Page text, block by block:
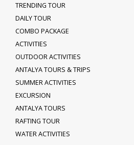
TRENDING TOUR
DAILY TOUR
COMBO PACKAGE
ACTIVITIES
OUTDOOR ACTIVITIES
ANTALYA TOURS & TRIPS
SUMMER ACTIVITIES
EXCURSION
ANTALYA TOURS
RAFTING TOUR
WATER ACTIVITIES